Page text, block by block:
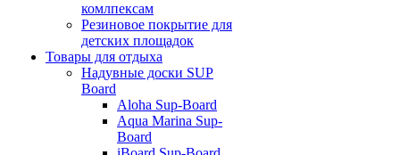
комлпексам
Резиновое покрытие для
детских площадок
Товары для отдыха
Надувные доски SUP
Board
Aloha Sup-Board
Aqua Marina Sup-
Board